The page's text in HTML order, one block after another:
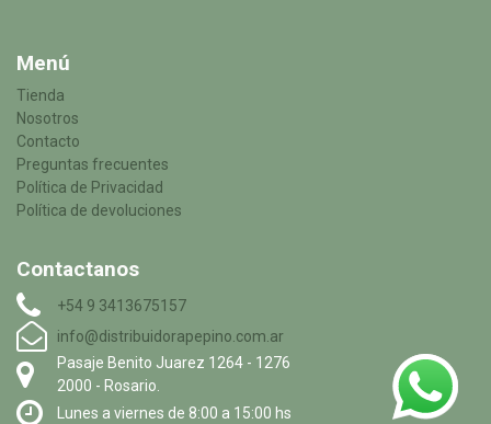
Menú
Tienda
Nosotros
Contacto
Preguntas frecuentes
Política de Privacidad
Política de devoluciones
Contactanos
+54 9 3413675157
info@distribuidorapepino.com.ar
Pasaje Benito Juarez 1264 - 1276
2000 - Rosario.
Lunes a viernes de 8:00 a 15:00 hs